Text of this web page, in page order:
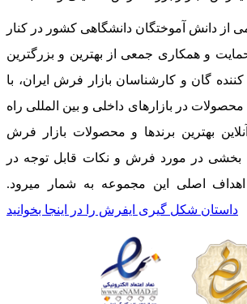
از دانش آموختگان دانشگاهی کشور در کنار
و همکاری جمعی از بهترین و بزرگترین
گان و کارشناسان بازار فرش ایران، با
در بازارهای داخلی و بین المللی راه
آنلاین بهترین برندها و محصولات بازار فرش
بخشی در مورد فرش و نکات قابل توجه در
اهداف اصلی این مجموعه به شمار میرود.
داستان شکل گیری ایفرش را در اینجا بخوانید